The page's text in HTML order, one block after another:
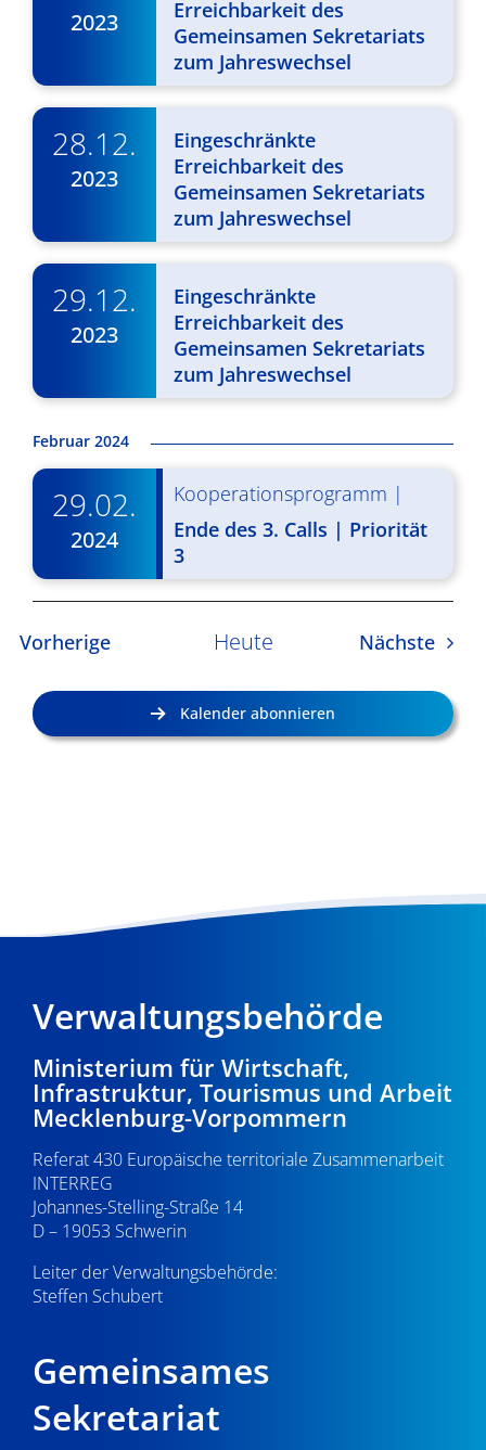
v
g
t
o
2023
Erreichbarkeit des
Gemeinsamen Sekretariats
zum Jahreswechsel
28.12.
2023
Eingeschränkte
Erreichbarkeit des
Gemeinsamen Sekretariats
zum Jahreswechsel
29.12.
2023
Eingeschränkte
Erreichbarkeit des
Gemeinsamen Sekretariats
zum Jahreswechsel
Februar 2024
29.02.
2024
Kooperationsprogramm |
Ende des 3. Calls | Priorität
3
VorherigeVeranstaltungen
Heute Nächste
Kalender abonnieren
Verwaltungsbehörde
Ministerium für Wirtschaft,
Infrastruktur, Tourismus und Arbeit
Mecklenburg-Vorpommern
Referat 430 Europäische territoriale Zusammenarbeit
INTERREG
Johannes-Stelling-Straße 14
D – 19053 Schwerin
Leiter der Verwaltungsbehörde:
Steffen Schubert
Gemeinsames
Sekretariat